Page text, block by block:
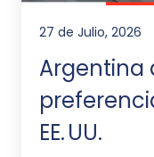
27 de Julio, 2026
Argentina
EE. UU.